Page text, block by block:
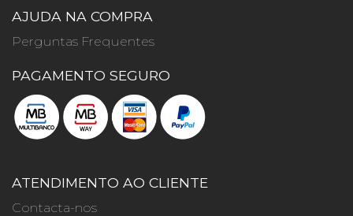
AJUDA NA COMPRA
Perguntas Frequentes
PAGAMENTO SEGURO
ATENDIMENTO AO CLIENTE
Contacta-nos